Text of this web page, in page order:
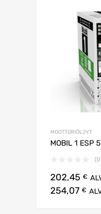
MOOTTORIÖLJYT
MOBIL 1 ESP
202,45 €
254,07 €